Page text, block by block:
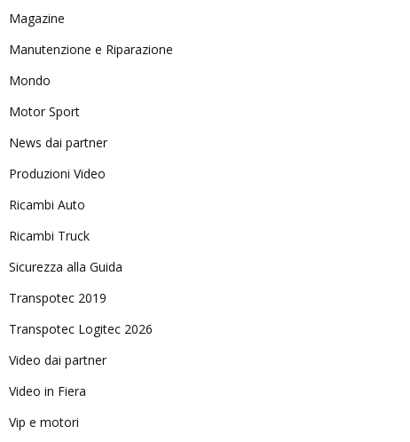
Magazine
Manutenzione e Riparazione
Mondo
Motor Sport
News dai partner
Produzioni Video
Ricambi Auto
Ricambi Truck
Sicurezza alla Guida
Transpotec 2019
Transpotec Logitec 2026
Video dai partner
Video in Fiera
Vip e motori